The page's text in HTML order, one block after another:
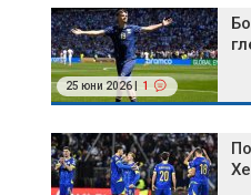
25 юни 2026 | 1